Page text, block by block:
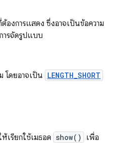
องการแสดง ซึ่งอาจเป็นข้อความ
ารจัดรูปแบบ
โดยอาจเป็น LENGTH_SHORT
เรียกใช้เมธอด show()
เพื่อ